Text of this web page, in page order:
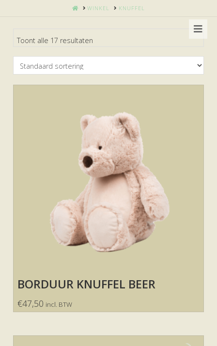
HOMEWINKEL KNUFFEL
Toont alle 17 resultaten
BORDUUR KNUFFEL BEER
€47,50 incl. BTW